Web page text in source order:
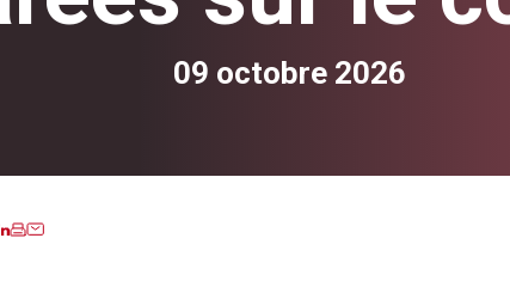
09 octobre 2026
LinkedIn
Imprimer